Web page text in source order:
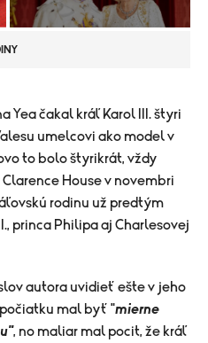
Yea čakal kráľ Karol III. štyri
umelcovi ako model v
to bolo štyrikrát, vždy
House v novembri
rodinu už predtým
princa Philipa aj Charlesovej
autora uvidieť ešte v jeho
mal byť "mierne
, no maliar mal pocit, že kráľ